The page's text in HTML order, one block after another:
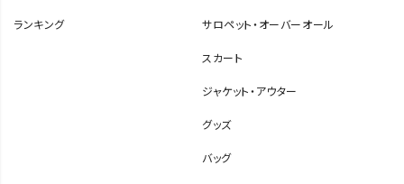
ランキング サロペット・オーバーオール
スカート
ジャケット・アウター
グッズ
バッグ